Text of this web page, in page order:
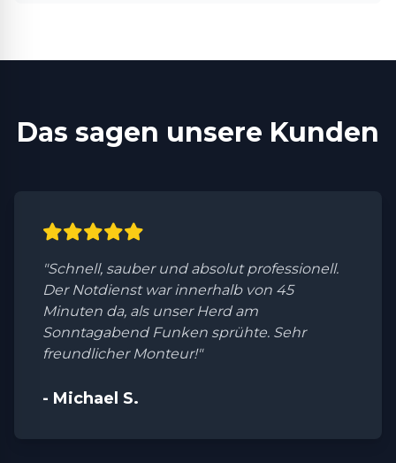
Das sagen unsere Kunden
"Schnell, sauber und absolut professionell.
Der Notdienst war innerhalb von 45
Minuten da, als unser Herd am
Sonntagabend Funken sprühte. Sehr
freundlicher Monteur!"
- Michael S.